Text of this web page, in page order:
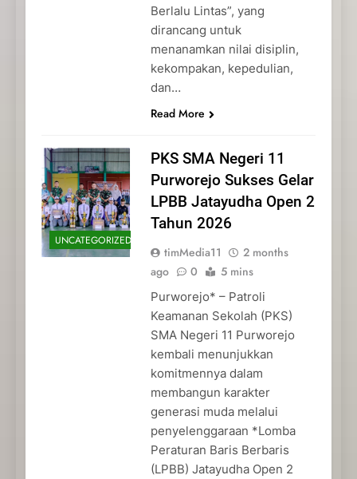
Berlalu Lintas”, yang
dirancang untuk
menanamkan nilai disiplin,
kekompakan, kepedulian,
dan…
Read More
UNCATEGORIZED
PKS SMA Negeri 11
Purworejo Sukses Gelar
LPBB Jatayudha Open 2
Tahun 2026
timMedia11
2 months
ago
0 5 mins
Purworejo* – Patroli
Keamanan Sekolah (PKS)
SMA Negeri 11 Purworejo
kembali menunjukkan
komitmennya dalam
membangun karakter
generasi muda melalui
penyelenggaraan *Lomba
Peraturan Baris Berbaris
(LPBB) Jatayudha Open 2